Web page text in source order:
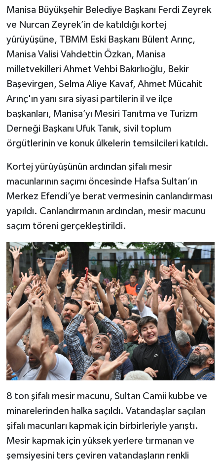
Manisa Büyükşehir Belediye Başkanı Ferdi Zeyrek
ve Nurcan Zeyrek’in de katıldığı kortej
yürüyüşüne, TBMM Eski Başkanı Bülent Arınç,
Manisa Valisi Vahdettin Özkan, Manisa
milletvekilleri Ahmet Vehbi Bakırlıoğlu, Bekir
Başevirgen, Selma Aliye Kavaf, Ahmet Mücahit
Arınç'ın yanı sıra siyasi partilerin il ve ilçe
başkanları, Manisa’yı Mesiri Tanıtma ve Turizm
Derneği Başkanı Ufuk Tanık, sivil toplum
örgütlerinin ve konuk ülkelerin temsilcileri katıldı.
Kortej yürüyüşünün ardından şifalı mesir
macunlarının saçımı öncesinde Hafsa Sultan’ın
Merkez Efendi’ye berat vermesinin canlandırması
yapıldı. Canlandırmanın ardından, mesir macunu
saçım töreni gerçekleştirildi.
8 ton şifalı mesir macunu, Sultan Camii kubbe ve
minarelerinden halka saçıldı. Vatandaşlar saçılan
şifalı macunları kapmak için birbirleriyle yarıştı.
Mesir kapmak için yüksek yerlere tırmanan ve
şemsiyesini ters çeviren vatandaşların renkli